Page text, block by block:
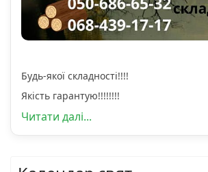
Будь-якої складності!!!!
Якість гарантую!!!!!!!!
Читати далі...